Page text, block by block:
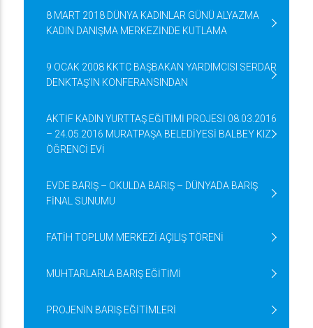
8 MART 2018 DÜNYA KADINLAR GÜNÜ ALYAZMA
KADIN DANIŞMA MERKEZİNDE KUTLAMA
9 OCAK 2008 KKTC BAŞBAKAN YARDIMCISI SERDAR
DENKTAŞ’IN KONFERANSINDAN
AKTİF KADIN YURTTAŞ EĞİTİMİ PROJESİ 08.03.2016
– 24.05.2016 MURATPAŞA BELEDİYESİ BALBEY KIZ
ÖĞRENCİ EVİ
EVDE BARIŞ – OKULDA BARIŞ – DÜNYADA BARIŞ
FİNAL SUNUMU
FATİH TOPLUM MERKEZİ AÇILIŞ TÖRENİ
MUHTARLARLA BARIŞ EĞİTİMİ
PROJENİN BARIŞ EĞİTİMLERİ